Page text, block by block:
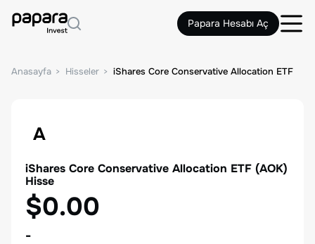
Papara Hesabı Aç
Anasayfa Hisseler iShares Core Conservative Allocation ETF
A
iShares Core Conservative Allocation ETF (AOK)
Hisse
$0.00
-